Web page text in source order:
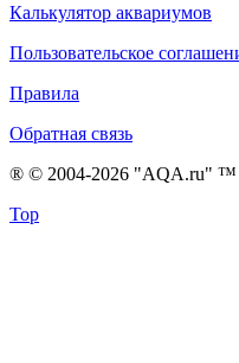
Калькулятор аквариумов
Пользовательское
Правила
Обратная связь
® © 2004-2026 "AQA.ru" ™
Top